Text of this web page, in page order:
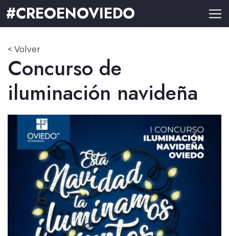
#CREOENOVIEDO
< Volver
Concurso de
iluminación navideña